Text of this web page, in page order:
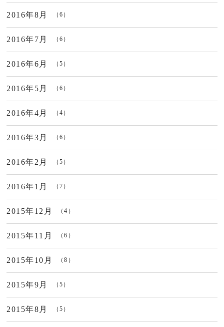
2016年8月 （6）
2016年7月 （6）
2016年6月 （5）
2016年5月 （6）
2016年4月 （4）
2016年3月 （6）
2016年2月 （5）
2016年1月 （7）
2015年12月 （4）
2015年11月 （6）
2015年10月 （8）
2015年9月 （5）
2015年8月 （5）